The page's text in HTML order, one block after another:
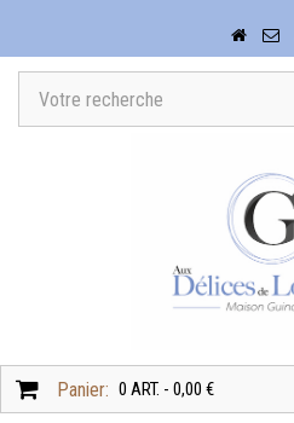
Panier: 0 ART. - 0,00 €